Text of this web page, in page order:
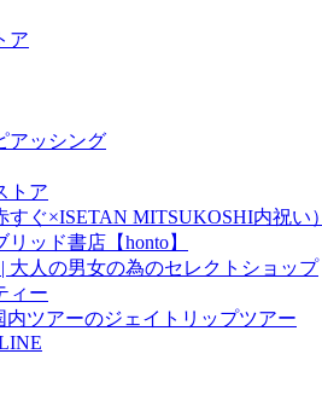
ア
アッシング
トア
ぐ×ISETAN MITSUKOSHI内祝い）
ッド書店【honto】
大人の男女の為のセレクトショップ
ィー
内ツアーのジェイトリップツアー